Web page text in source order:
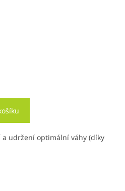
udržení optimální váhy (díky